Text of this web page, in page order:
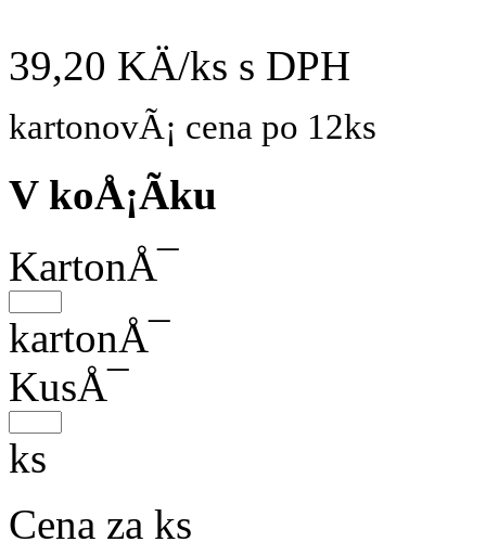
39,20 KÄ/ks s DPH
kartonovÃ¡ cena po 12ks
V koÅ¡Ã­ku
KartonÅ¯
kartonÅ¯
KusÅ¯
ks
Cena za ks